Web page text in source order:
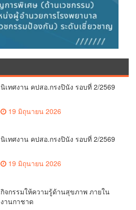
นิเทศงาน คปสอ.กรงปินัง รอบที่ 2/2569
19 มิถุนายน 2026
นิเทศงาน คปสอ.กรงปินัง รอบที่ 2/2569
19 มิถุนายน 2026
กิจกรรมให้ความรู้ด้านสุขภาพ ภายใน
งานกาชาด